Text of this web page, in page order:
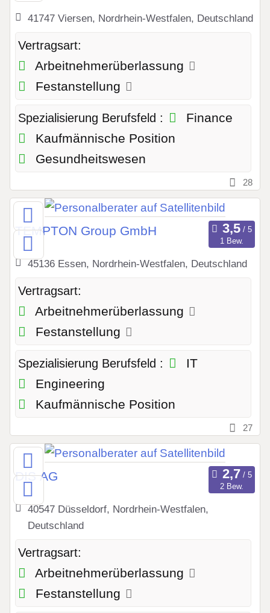
41747 Viersen, Nordrhein-Westfalen, Deutschland
Vertragsart:
Arbeitnehmerüberlassung
Festanstellung
Spezialisierung Berufsfeld :
Finance
Kaufmännische Position
Gesundheitswesen
28
TEMPTON Group GmbH
1 Bew.
45136 Essen, Nordrhein-Westfalen, Deutschland
Vertragsart:
Arbeitnehmerüberlassung
Festanstellung
Spezialisierung Berufsfeld :
IT
Engineering
Kaufmännische Position
27
DIS AG
2 Bew.
40547 Düsseldorf, Nordrhein-Westfalen,
Deutschland
Vertragsart:
Arbeitnehmerüberlassung
Festanstellung